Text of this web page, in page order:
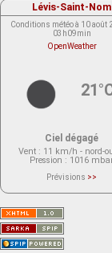
Lévis-Saint-Nom
Conditions météo à 10 août
03h09min
OpenWeather
Ciel dégagé
Vent : 11 km/h - nord-
Pression : 1016
Prévisions >>
actuellement aucune
Saint-Nom.
Veuillez consulter le message
service ci-dessous.
(401 - Invalid API key. Please see
https://openweathermap.org/